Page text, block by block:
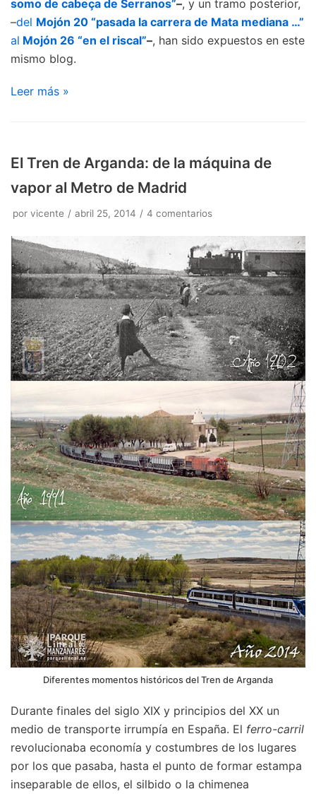
somo de cabeça de Serranos”–, y un tramo posterior,
–del Mojón 20 “pasada la carrera de Mata mediana …”
al Mojón 26 “en el riscal”–, han sido expuestos en este
mismo blog.
Leer más »
El Tren de Arganda: de la máquina de
vapor al Metro de Madrid
por vicente abril 25, 2014 4 comentarios
Diferentes momentos históricos del Tren de Arganda
Durante finales del siglo XIX y principios del XX un
medio de transporte irrumpía en España. El ferro-carril
revolucionaba economía y costumbres de los lugares
por los que pasaba, hasta el punto de formar estampa
inseparable de ellos, el silbido o la chimenea